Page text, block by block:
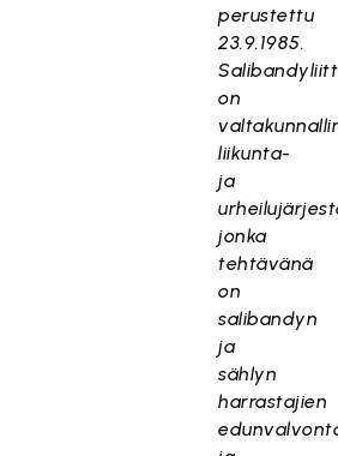
perustettu
23.9.1985.
on
liikunta-
ja
jonka
tehtävänä
on
salibandyn
ja
sählyn
harrastajien